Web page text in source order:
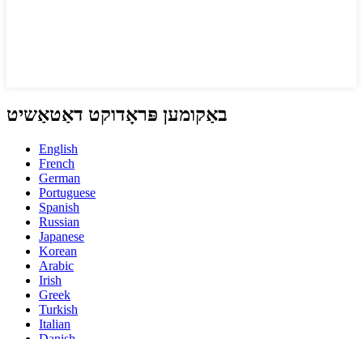
באַקומען פּראָדוקט דאַטאַשיט
English
French
German
Portuguese
Spanish
Russian
Japanese
Korean
Arabic
Irish
Greek
Turkish
Italian